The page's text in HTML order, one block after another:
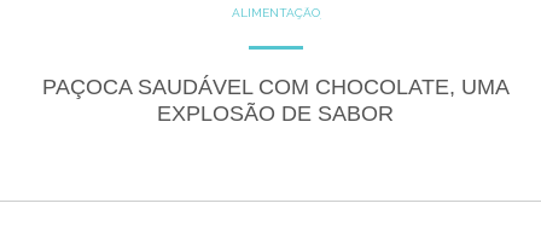
ALIMENTAÇÃO
DICAS DE ALIMENTAÇÃO
FITNESS
GLUTEN FREE
LACTOSE FREE
RECEITAS
PAÇOCA SAUDÁVEL COM CHOCOLATE, UMA
EXPLOSÃO DE SABOR